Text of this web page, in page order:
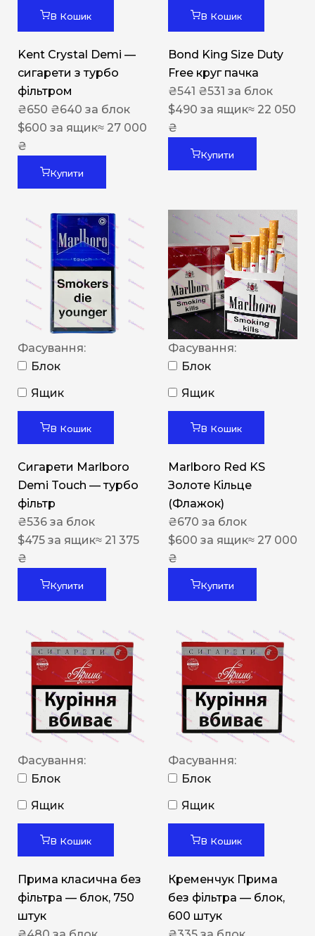
В Кошик
Kent Crystal Demi —
сигарети з турбо
фільтром
₴650 ₴640 за блок
$600 за ящик≈ 27 000
₴
Купити
В Кошик
Bond King Size Duty
Free круг пачка
₴541 ₴531 за блок
$490 за ящик≈ 22 050
₴
Купити
Фасування:
Блок
Ящик
В Кошик
Сигарети Marlboro
Demi Touch — турбо
фільтр
₴536 за блок
$475 за ящик≈ 21 375
₴
Купити
Фасування:
Блок
Ящик
В Кошик
Marlboro Red KS
Золоте Кільце
(Флажок)
₴670 за блок
$600 за ящик≈ 27 000
₴
Купити
Фасування:
Блок
Ящик
В Кошик
Прима класична без
фільтра — блок, 750
штук
Фасування:
Блок
Ящик
В Кошик
Кременчук Прима
без фільтра — блок,
600 штук